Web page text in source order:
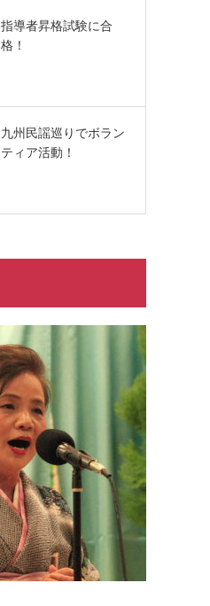
指導者昇格試験に合
格！
九州民謡巡りでボラン
ティア活動！